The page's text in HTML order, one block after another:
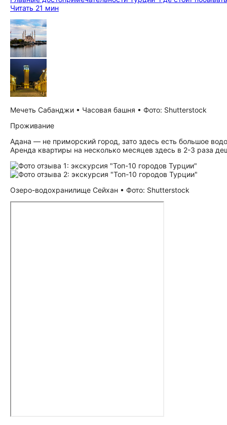
Читать 21 мин
Мечеть Сабанджи • Часовая башня • Фото: Shutterstock
Проживание
Адана — не приморский город, зато здесь есть большое
Аренда квартиры на несколько месяцев здесь в 2-3 раза
Озеро-водохранилище Сейхан • Фото: Shutterstock